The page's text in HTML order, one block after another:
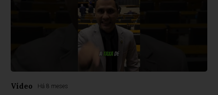
Vídeo Há 8 meses